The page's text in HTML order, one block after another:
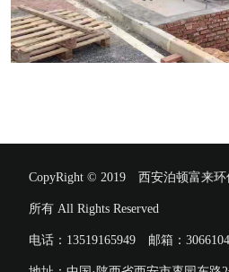
CopyRight © 2019 西安泊顿富来
所有 All Rights Reserved
电话：13519165949 邮箱：